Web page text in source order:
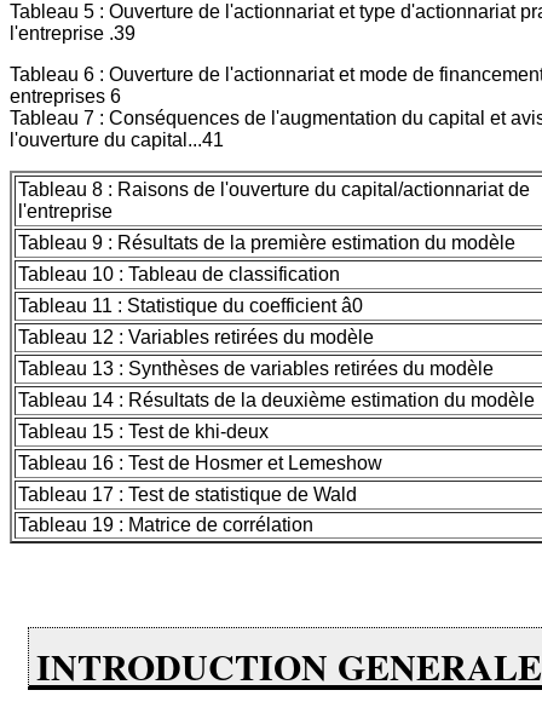
Tableau 5 : Ouverture de l'actionnariat et type d'actionnariat
l'entreprise .39
Tableau 6 : Ouverture de l'actionnariat et mode de
entreprises 6
Tableau 7 : Conséquences de l'augmentation du capital et
l'ouverture du capital...41
Tableau 8 : Raisons de l'ouverture du capital/actionnariat de
l'entreprise
Tableau 9 : Résultats de la première estimation du modèle
Tableau 10 : Tableau de classification
Tableau 11 : Statistique du coefficient â0
Tableau 12 : Variables retirées du modèle
Tableau 13 : Synthèses de variables retirées du modèle
Tableau 14 : Résultats de la deuxième estimation du modèle
Tableau 15 : Test de khi-deux
Tableau 16 : Test de Hosmer et Lemeshow
Tableau 17 : Test de statistique de Wald
Tableau 19 : Matrice de corrélation
INTRODUCTION GENERALE